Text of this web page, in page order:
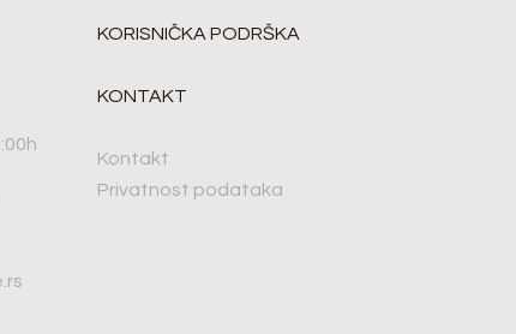
KORISNIČKA PODRŠKA
KONTAKT
Kontakt
Privatnost podataka